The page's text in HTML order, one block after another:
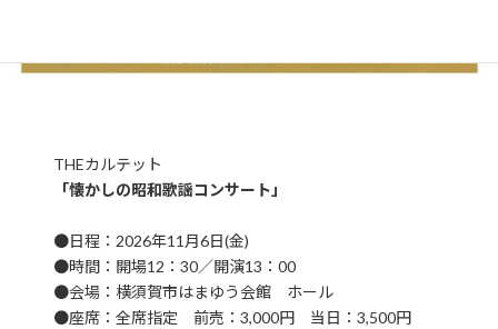
THEカルテット
「懐かしの昭和歌謡コンサート」
●日程：2026年11月6日(金)
●時間：開場12：30／開演13：00
●会場：横須賀市はまゆう会館 ホール
●座席：全席指定 前売：3,000円 当日：3,500円